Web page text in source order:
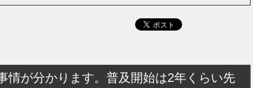
情が分かります。普及開始は2年くらい先